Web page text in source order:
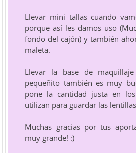
Llevar mini tallas cuando
porque así les damos uso
fondo del cajón) y también
maleta.
Llevar la base de
pequeñito también es muy
pone la cantidad justa en
utilizan para guardar las
Muchas gracias por tus
muy grande! :)